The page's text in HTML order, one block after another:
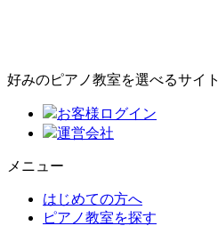
好みのピアノ教室を選べるサイト
お客様ログイン
運営会社
メニュー
はじめての方へ
ピアノ教室を探す